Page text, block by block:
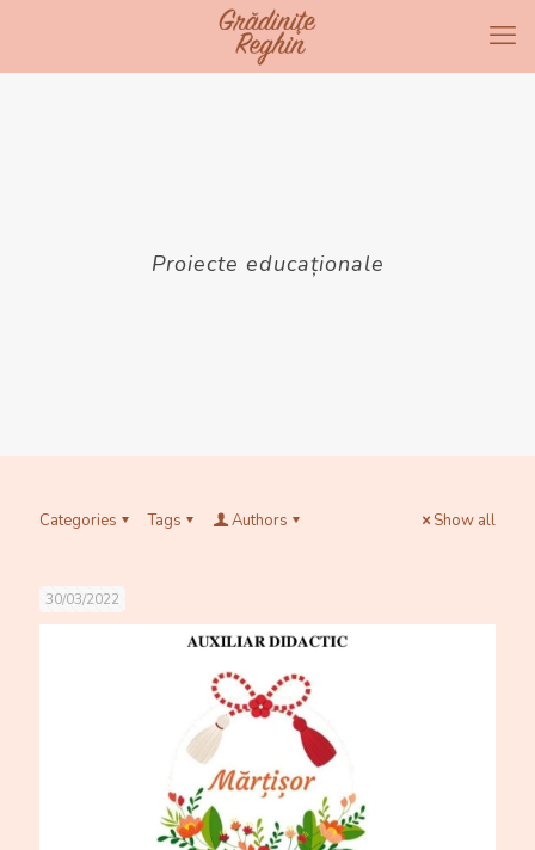
Proiecte educaționale
Categories Tags Authors Show all
30/03/2022